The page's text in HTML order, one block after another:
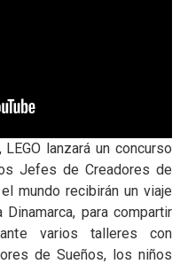
lanzará un concurso
Jefes de Creadores de
mundo recibirán un viaje
para compartir
varios talleres con
de Sueños, los niños